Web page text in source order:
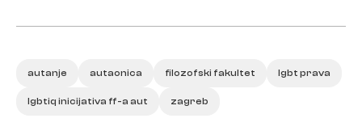
autanje autaonica filozofski fakultet lgbt prava
lgbtiq inicijativa ff-a aut zagreb